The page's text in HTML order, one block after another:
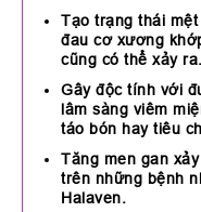
Tạo trạng thái
đau cơ xương
cũng có thể xảy ra.
Gây độc tính với
lâm sàng viêm
táo bón hay tiêu
Tăng men gan
trên những bệnh
Halaven.